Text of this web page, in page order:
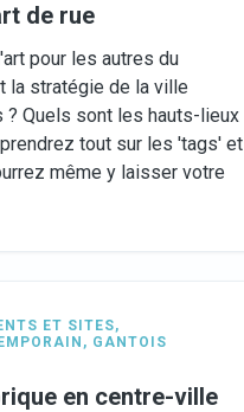
de rue
pour les autres du
la stratégie de la ville
? Quels sont les hauts-lieux
tout sur les 'tags' et
même y laisser votre
ET SITES,
, GANTOIS
en centre-ville